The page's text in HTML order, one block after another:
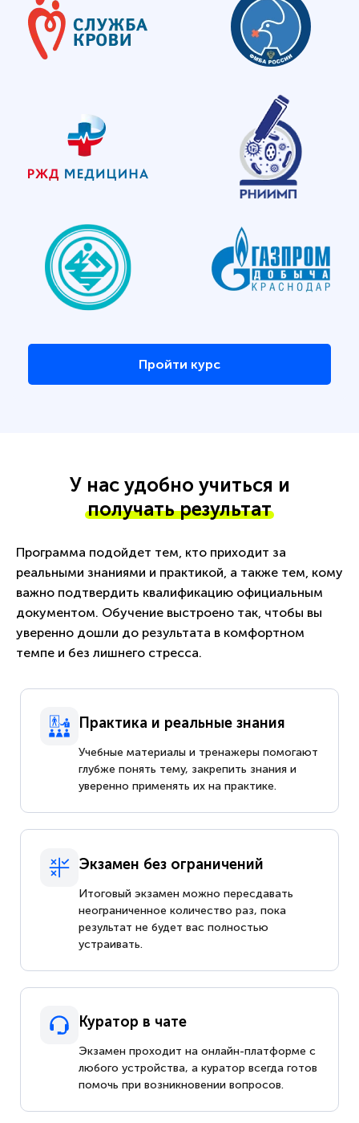
Пройти курс
У нас удобно учиться и
получать результат
Программа подойдет тем, кто приходит за
реальными знаниями и практикой, а также тем, кому
важно подтвердить квалификацию официальным
документом. Обучение выстроено так, чтобы вы
уверенно дошли до результата в комфортном
темпе и без лишнего стресса.
Практика и реальные знания
Учебные материалы и тренажеры помогают
глубже понять тему, закрепить знания и
уверенно применять их на практике.
Экзамен без ограничений
Итоговый экзамен можно пересдавать
неограниченное количество раз, пока
результат не будет вас полностью
устраивать.
Куратор в чате
Экзамен проходит на онлайн-платформе с
любого устройства, а куратор всегда готов
помочь при возникновении вопросов.